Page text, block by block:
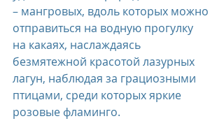
– мангровых, вдоль которых можно
отправиться на водную прогулку
на какаях, наслаждаясь
безмятежной красотой лазурных
лагун, наблюдая за грациозными
птицами, среди которых яркие
розовые фламинго.